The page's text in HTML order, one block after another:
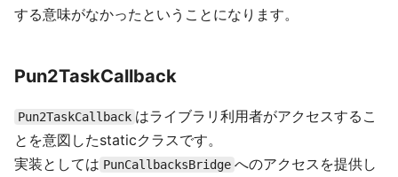
する意味がなかったということになります。
Pun2TaskCallback
Pun2TaskCallback はライブラリ利用者がアクセスするこ
とを意図したstaticクラスです。
実装としては PunCallbacksBridge へのアクセスを提供し